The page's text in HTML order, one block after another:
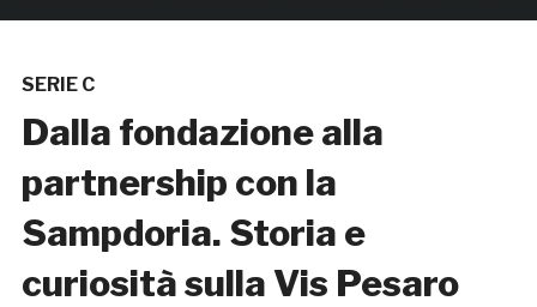
SERIE C
Dalla fondazione alla
partnership con la
Sampdoria. Storia e
curiosità sulla Vis Pesaro